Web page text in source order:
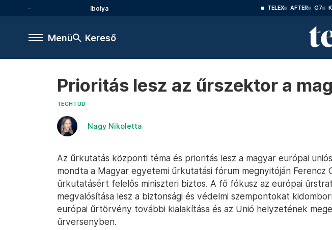
Ibolya TELEX AFTER G7
Menü Kereső
Prioritás lesz az űrszektor a
TECHTUD
Nagy Nikoletta
Az űrkutatás központi téma és prioritás lesz a magyar európai
mondta a Magyar egyetemi űrkutatási fórum megnyitóján Ferencz
űrkutatásért felelős miniszteri biztos. A fő fókusz az európai
megvalósítása lesz a biztonsági és védelmi szempontokat
európai űrtörvény további kialakítása és az Unió helyzetének
űrversenyben.